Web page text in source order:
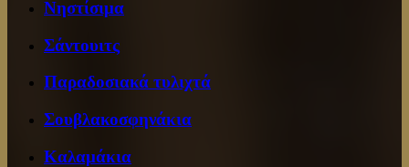
Νηστίσιμα
Σάντουιτς
Παραδοσιακά τυλιχτά
Σουβλακοσφηνάκια
Καλαμάκια